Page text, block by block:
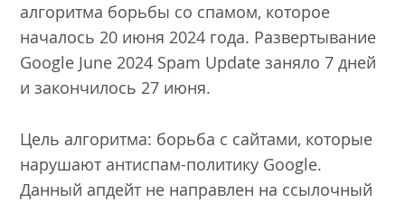
алгоритма борьбы со спамом, которое
началось 20 июня 2024 года. Развертывание
Google June 2024 Spam Update заняло 7 дней
и закончилось 27 июня.
Цель алгоритма: борьба с сайтами, которые
нарушают антиспам-политику Google.
Данный апдейт не направлен на ссылочный